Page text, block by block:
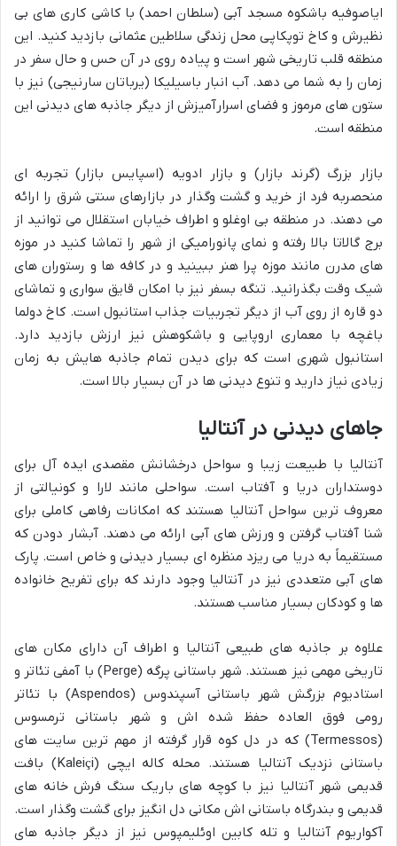
ایاصوفیه باشکوه مسجد آبی (سلطان احمد) با کاشی کاری های بی
نظیرش و کاخ توپکاپی محل زندگی سلاطین عثمانی بازدید کنید. این
منطقه قلب تاریخی شهر است و پیاده روی در آن حس و حال سفر در
زمان را به شما می دهد. آب انبار باسیلیکا (یرباتان سارنیجی) نیز با
ستون های مرموز و فضای اسرارآمیزش از دیگر جاذبه های دیدنی این
منطقه است.
بازار بزرگ (گرند بازار) و بازار ادویه (اسپایس بازار) تجربه ای
منحصربه فرد از خرید و گشت وگذار در بازارهای سنتی شرق را ارائه
می دهند. در منطقه بی اوغلو و اطراف خیابان استقلال می توانید از
برج گالاتا بالا رفته و نمای پانورامیکی از شهر را تماشا کنید در موزه
های مدرن مانند موزه پرا هنر ببینید و در کافه ها و رستوران های
شیک وقت بگذرانید. تنگه بسفر نیز با امکان قایق سواری و تماشای
دو قاره از روی آب از دیگر تجربیات جذاب استانبول است. کاخ دولما
باغچه با معماری اروپایی و باشکوهش نیز ارزش بازدید دارد.
استانبول شهری است که برای دیدن تمام جاذبه هایش به زمان
زیادی نیاز دارید و تنوع دیدنی ها در آن بسیار بالا است.
جاهای دیدنی در آنتالیا
آنتالیا با طبیعت زیبا و سواحل درخشانش مقصدی ایده آل برای
دوستداران دریا و آفتاب است. سواحلی مانند لارا و کونیالتی از
معروف ترین سواحل آنتالیا هستند که امکانات رفاهی کاملی برای
شنا آفتاب گرفتن و ورزش های آبی ارائه می دهند. آبشار دودن که
مستقیماً به دریا می ریزد منظره ای بسیار دیدنی و خاص است. پارک
های آبی متعددی نیز در آنتالیا وجود دارند که برای تفریح خانواده
ها و کودکان بسیار مناسب هستند.
علاوه بر جاذبه های طبیعی آنتالیا و اطراف آن دارای مکان های
تاریخی مهمی نیز هستند. شهر باستانی پرگه (Perge) با آمفی تئاتر و
استادیوم بزرگش شهر باستانی آسپندوس (Aspendos) با تئاتر
رومی فوق العاده حفظ شده اش و شهر باستانی ترمسوس
(Termessos) که در دل کوه قرار گرفته از مهم ترین سایت های
باستانی نزدیک آنتالیا هستند. محله کاله ایچی (Kaleiçi) بافت
قدیمی شهر آنتالیا نیز با کوچه های باریک سنگ فرش خانه های
قدیمی و بندرگاه باستانی اش مکانی دل انگیز برای گشت وگذار است.
آکواریوم آنتالیا و تله کابین اوئلیمپوس نیز از دیگر جاذبه های